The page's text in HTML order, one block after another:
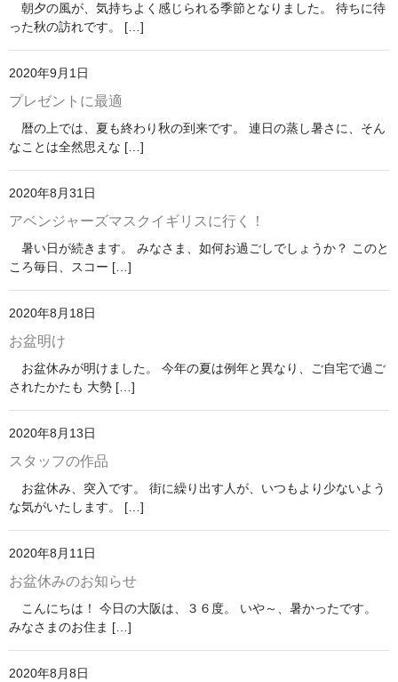
朝夕の風が、気持ちよく感じられる季節となりました。 待ちに待
った秋の訪れです。 […]
2020年9月1日
プレゼントに最適
暦の上では、夏も終わり秋の到来です。 連日の蒸し暑さに、そん
なことは全然思えな […]
2020年8月31日
アベンジャーズマスクイギリスに行く！
暑い日が続きます。 みなさま、如何お過ごしでしょうか？ このと
ころ毎日、スコー […]
2020年8月18日
お盆明け
お盆休みが明けました。 今年の夏は例年と異なり、ご自宅で過ご
されたかたも 大勢 […]
2020年8月13日
スタッフの作品
お盆休み、突入です。 街に繰り出す人が、いつもより少ないよう
な気がいたします。 […]
2020年8月11日
お盆休みのお知らせ
こんにちは！ 今日の大阪は、３６度。 いや～、暑かったです。
みなさまのお住ま […]
2020年8月8日